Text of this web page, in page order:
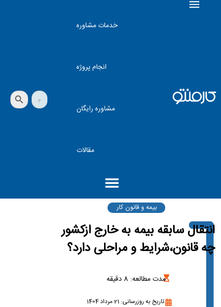
خدمات مشاوره
انجام پروژه
مشاوره رایگان
مقالات
جستجو
برای:
دکمه جستجو
بیمه و قانون کار
انتقال سابقه بیمه به خارج ازکشور
چه قانون،شرایط و مراحلی دارد؟
مدت مطالعه: 8 دقیقه
تاریخ به روزرسانی: 21 مرداد 1404